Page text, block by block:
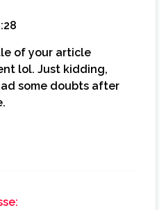
of your article
lol. Just kidding,
some doubts after